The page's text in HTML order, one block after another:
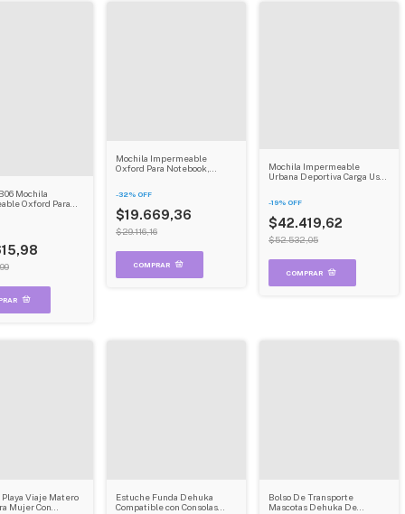
Mochila
Oxford Para
Mochila Impermeable
Oxford Para Notebook,
-32% OFF
$19.669,36
$29.116,16
Mochila Impermeable
Urbana Deportiva Carga Usb
-19% OFF
$42.419,62
$52.532,05
Playa Viaje Matero
Mujer Con
Estuche Funda Dehuka
Compatible con Consolas
Bolso De Transporte
Mascotas Dehuka De